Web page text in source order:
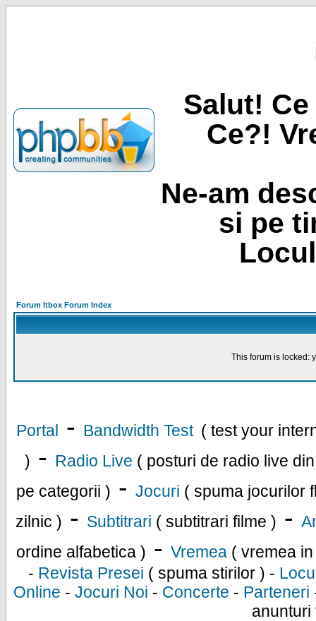
Salut!
Ce?!
Ne-am
si pe
Forum Itbox Forum Index
This forum is locked:
Portal - Bandwidth Test ( test your
) - Radio Live ( posturi de radio live
pe categorii ) - Jocuri ( spuma jocurilor
zilnic ) - Subtitrari ( subtitrari filme ) -
ordine alfabetica ) - Vremea ( vremea
- Revista Presei ( spuma stirilor ) -
Online - Jocuri Noi - Concerte - Parteneri
anunturi